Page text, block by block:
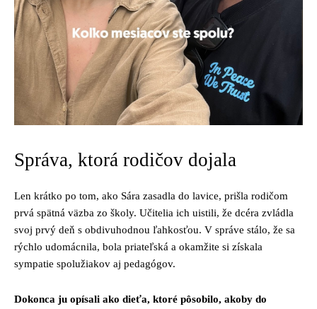
Správa, ktorá rodičov dojala
Len krátko po tom, ako Sára zasadla do lavice, prišla rodičom
prvá spätná väzba zo školy. Učitelia ich uistili, že dcéra zvládla
svoj prvý deň s obdivuhodnou ľahkosťou. V správe stálo, že sa
rýchlo udomácnila, bola priateľská a okamžite si získala
sympatie spolužiakov aj pedagógov.
Dokonca ju opísali ako dieťa, ktoré pôsobilo, akoby do